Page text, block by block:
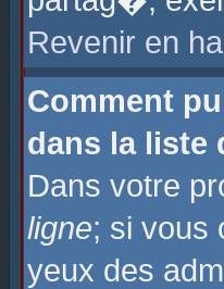
Revenir en
Comment
dans la liste
Dans votre
ligne; si vous
yeux des